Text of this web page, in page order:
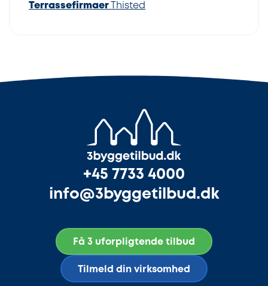
Terrassefirmaer Thisted
+45 7733 4000
info@3byggetilbud.dk
Få 3 uforpligtende tilbud
Tilmeld din virksomhed